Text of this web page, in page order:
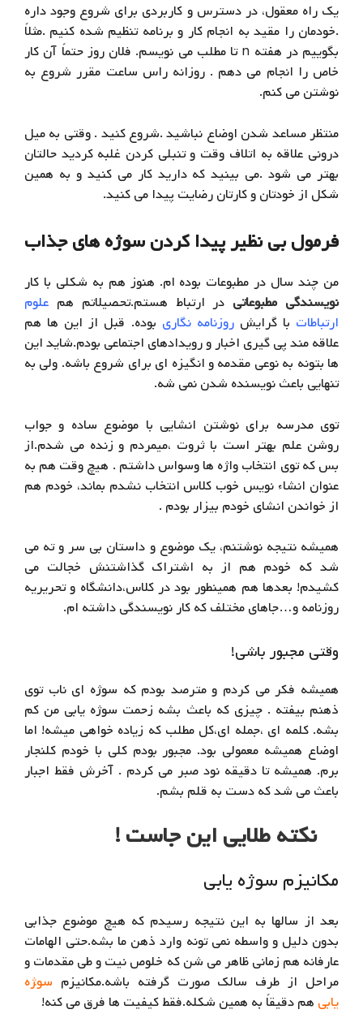
یک راه معقول، در دسترس و کاربردی برای شروع وجود داره
.خودمان را مقید به انجام کار و برنامه تنظیم شده کنیم .مثلاً
بگوییم در هفته n تا مطلب می نویسم. فلان روز حتماً آن کار
خاص را انجام می دهم . روزانه راس ساعت مقرر شروع به
نوشتن می کنم.
منتظر مساعد شدن اوضاع نباشید .شروع کنید . وقتی به میل
درونی علاقه به اتلاف وقت و تنبلی کردن غلبه کردید حالتان
بهتر می شود .می بینید که دارید کار می کنید و به همین
شکل از خودتانو کارتان رضایت پیدا می کنید.
فرمول بی نظیر پیدا کردن سوژه های جذاب
من چند سال در مطبوعات بوده ام. هنوز هم به شکلی با کار
نویسندگی مطبوعاتی در ارتباط هستم.تحصیلاتم هم علوم
ارتباطات با گرایشروزنامه نگاری بوده. قبل از این ها هم
علاقه مند پی گیری اخبار و رویدادهای اجتماعی بودم.شاید این
ها بتونه به نوعی مقدمه و انگیزه ای برای شروع باشه. ولی به
تنهایی باعث نویسنده شدن نمی شه.
توی مدرسه برای نوشتن انشایی با موضوع ساده و جواب
روشن علم بهتر است با ثروت ،میمردم و زنده می شدم.از
بس که توی انتخاب واژه ها وسواس داشتم . هیچ وقت هم به
عنوان انشاء نویس خوب کلاس انتخاب نشدم بماند، خودم هم
از خواندن انشای خودم بیزار بودم .
همیشه نتیجه نوشتنم، یک موضوع و داستان بی سر و ته می
شد که خودم هم از به اشتراک گذاشتنش خجالت می
کشیدم! بعدها هم همینطور بود در کلاس،دانشگاه و تحریریه
روزنامه و…جاهای مختلف که کار نویسندگی داشته ام.
وقتی مجبور باشی!
همیشه فکر می کردم و مترصد بودم که سوژه ای ناب توی
ذهنم بیفته . چیزی که باعث بشه زحمت سوژه یابی من کم
بشه. کلمه ای ،جمله ای،کل مطلب که زیاده خواهی میشه! اما
اوضاع همیشه معمولی بود. مجبور بودم کلی با خودم کلنجار
برم. همیشه تا دقیقه نود صبر می کردم . آخرش فقط اجبار
باعث می شد که دست به قلم بشم.
نکته طلایی این جاست !
مکانیزم سوژه یابی
بعد از سالها به این نتیجه رسیدم که هیچ موضوع جذابی
بدون دلیل و واسطه نمی تونه وارد ذهن ما بشه.حتی الهامات
عارفانه هم زمانی ظاهر می شن که خلوص نیت و طی مقدمات و
مراحل از طرف سالک صورت گرفته باشه.مکانیزم سو‍ژه
یابی هم دقیقاً به همین شکله.فقط کیفیت ها فرق می کنه!